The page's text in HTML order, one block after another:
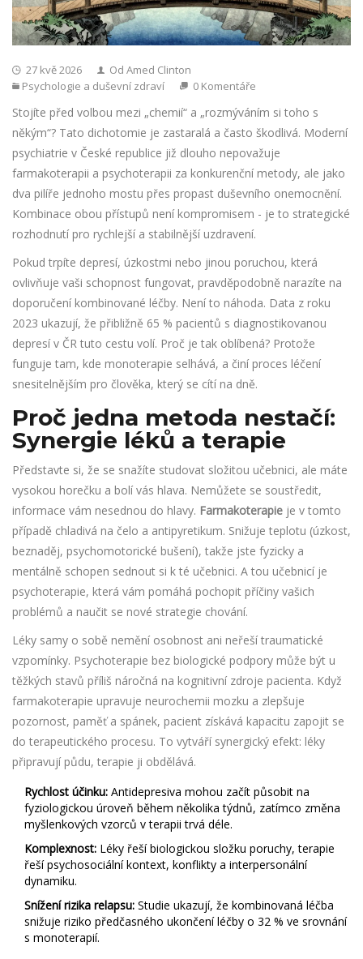
27 kvě 2026
Od Amed Clinton
Psychologie a duševní zdraví
0 Komentáře
Stojíte před volbou mezi „chemií“ a „rozmýváním si toho s
někým“? Tato dichotomie je zastaralá a často škodlivá. Moderní
psychiatrie v České republice již dlouho nepovažuje
farmakoterapii a psychoterapii za konkurenční metody, ale jako
dva pilíře jednoho mostu přes propast duševního onemocnění.
Kombinace obou přístupů není kompromisem - je to strategické
rozhodnutí pro rychlejší a stabilnější uzdravení.
Pokud trpíte depresí, úzkostmi nebo jinou poruchou, která
ovlivňuje vaši schopnost fungovat, pravděpodobně narazíte na
doporučení kombinované léčby. Není to náhoda. Data z roku
2023 ukazují, že přibližně 65 % pacientů s diagnostikovanou
depresí v ČR tuto cestu volí. Proč je tak oblíbená? Protože
funguje tam, kde monoterapie selhává, a činí proces léčení
snesitelnějším pro člověka, který se cítí na dně.
Proč jedna metoda nestačí:
Synergie léků a terapie
Představte si, že se snažíte studovat složitou učebnici, ale máte
vysokou horečku a bolí vás hlava. Nemůžete se soustředit,
informace vám nesednou do hlavy. Farmakoterapie je v tomto
případě chladivá na čelo a antipyretikum. Snižuje teplotu (úzkost,
beznaděj, psychomotorické bušení), takže jste fyzicky a
mentálně schopen sednout si k té učebnici. A tou učebnicí je
psychoterapie, která vám pomáhá pochopit příčiny vašich
problémů a naučit se nové strategie chování.
Léky samy o sobě nemění osobnost ani neřeší traumatické
vzpomínky. Psychoterapie bez biologické podpory může být u
těžkých stavů příliš náročná na kognitivní zdroje pacienta. Když
farmakoterapie upravuje neurochemii mozku a zlepšuje
pozornost, paměť a spánek, pacient získává kapacitu zapojit se
do terapeutického procesu. To vytváří synergický efekt: léky
připravují půdu, terapie ji obdělává.
Rychlost účinku: Antidepresiva mohou začít působit na
fyziologickou úroveň během několika týdnů, zatímco změna
myšlenkových vzorců v terapii trvá déle.
Komplexnost: Léky řeší biologickou složku poruchy, terapie
řeší psychosociální kontext, konflikty a interpersonální
dynamiku.
Snížení rizika relapsu: Studie ukazují, že kombinovaná léčba
snižuje riziko předčasného ukončení léčby o 32 % ve srovnání
s monoterapií.